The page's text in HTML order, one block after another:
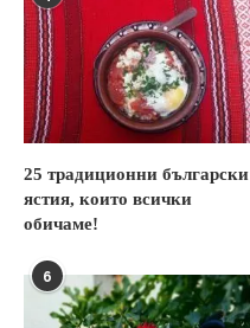
25 традиционни български
ястия, които всички
обичаме!
6